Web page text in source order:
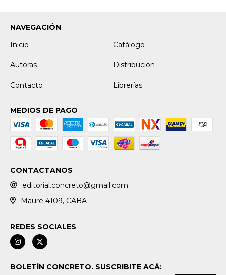
NAVEGACIÓN
Inicio
Catálogo
Autoras Distribución
Contacto Librerías
MEDIOS DE PAGO
CONTACTANOS
editorial.concreto@gmail.com
Maure 4109, CABA
REDES SOCIALES
BOLETÍN CONCRETO. SUSCRIBITE ACÁ: